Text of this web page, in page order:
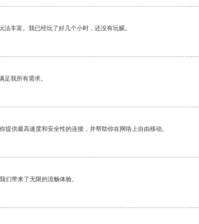
丰富。我已经玩了好几个小时，还没有玩腻。
足我所有需求。
提供最高速度和安全性的连接，并帮助你在网络上自由移动。
们带来了无限的流畅体验。